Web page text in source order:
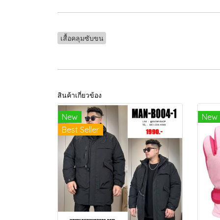
เสื้อคลุมซับขน
สินค้าเกี่ยวข้อง
New
Best Seller
New